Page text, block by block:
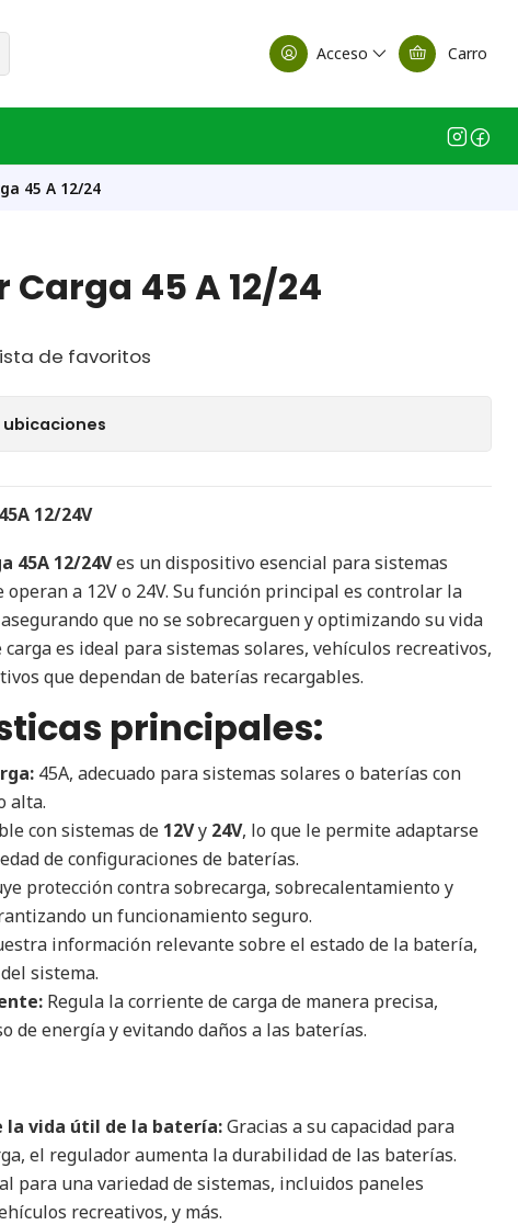
Acceso Carro
45 A 12/24
Carga 45 A 12/24
de favoritos
12/24V
45A 12/24Ves un dispositivo esencial para sistemas
a 12V o 24V. Su función principal es controlar la
que no se sobrecarguen y optimizando su vida
es ideal para sistemas solares, vehículos recreativos,
que dependan de baterías recargables.
principales:
45A, adecuado para sistemas solares o baterías con
alta.
con sistemas de 12Vy 24V, lo que le permite adaptarse
de configuraciones de baterías.
protección contra sobrecarga, sobrecalentamiento y
un funcionamiento seguro.
información relevante sobre el estado de la batería,
sistema.
Regula la corriente de carga de manera precisa,
de energía y evitando daños a las baterías.
la vida útil de la batería:Gracias a su capacidad para
el regulador aumenta la durabilidad de las baterías.
para una variedad de sistemas, incluidos paneles
recreativos, y más.